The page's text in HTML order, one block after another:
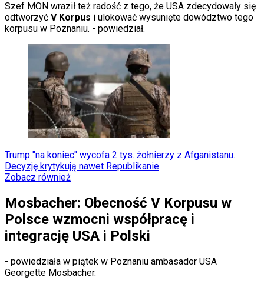
Ubezpieczenie
Moja szkoła
Pogoda
Quizy
Zdrowie
Choroby
Profilaktyka
Diety
Nieruchomości
Budowa i remont
Architektura i design
Kupno i wynajem
Film
Aktualności
Premiery
Rozrywka
Technologia
Aktualności
Aplikacje mobilne
Gry
Nauka
Programy
Szef MON wraził też radość z tego, że USA zdecydowały się
odtworzyć V Korpus i ulokować wysunięte dowództwo tego
korpusu w Poznaniu. - powiedział.
Trump "na koniec" wycofa 2 tys. żołnierzy z Afganistanu.
Decyzję krytykują nawet Republikanie
Zobacz również
Mosbacher: Obecność V Korpusu w
Polsce wzmocni współpracę i
integrację USA i Polski
- powiedziała w piątek w Poznaniu ambasador USA
Georgette Mosbacher.